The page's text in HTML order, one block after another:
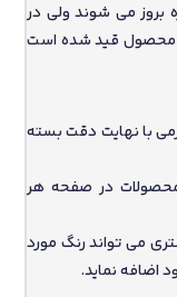
بروز می شوند ولی در
محصول قید شده است
با نهایت دقت بسته
محصولات در صفحه هر
می تواند رنگ مورد
اضافه نماید.